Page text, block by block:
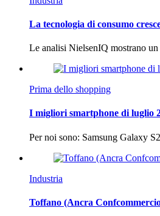
La tecnologia di consumo
Le analisi NielsenIQ mostrano
Prima dello shopping
I migliori smartphone di luglio
Per noi sono: Samsung Galaxy
Industria
Toffano (Ancra